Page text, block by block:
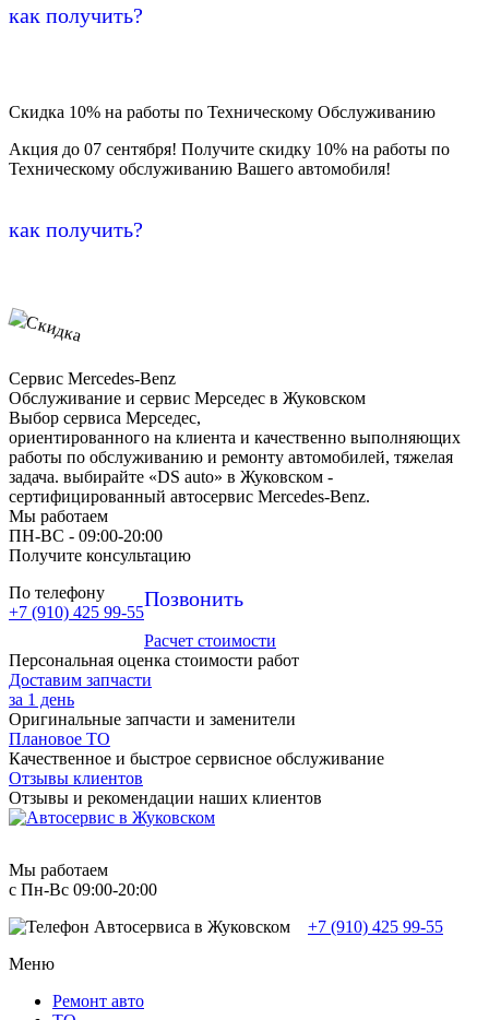
как получить?
Скидка 10% на работы по Техническому Обслуживанию
Акция до 07 сентября! Получите скидку 10% на работы по
Техническому обслуживанию Вашего автомобиля!
как получить?
Сервис Mercedes-Benz
Обслуживание и сервис Мерседес в Жуковском
Выбор сервиса Мерседес,
ориентированного на клиента и качественно выполняющих
работы по обслуживанию и ремонту автомобилей, тяжелая
задача. выбирайте «DS auto» в Жуковском -
сертифицированный автосервис Mercedes-Benz.
Мы работаем
ПН-ВC - 09:00-20:00
Получите консультацию
По телефону
+7 (910) 425 99-55
Позвонить
Расчет стоимости
Персональная оценка стоимости работ
Доставим запчасти
за 1 день
Оригинальные запчасти и заменители
Плановое ТО
Качественное и быстрое сервисное обслуживание
Отзывы клиентов
Отзывы и рекомендации наших клиентов
Мы работаем
с Пн-Вc 09:00-20:00
+7 (910) 425 99-55
Меню
Ремонт авто